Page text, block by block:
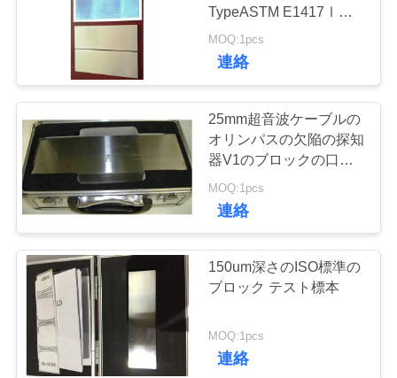
TypeASTM E1417Ⅰ
AMS 2647D ISO 3452
JIS Z 2343-3にパネルを
はめる
MOQ:1pcs
連絡
25mm超音波ケーブルの
オリンパスの欠陥の探知
器V1のブロックの口径
測定
MOQ:1pcs
連絡
150um深さのISO標準の
ブロック テスト標本
MOQ:1pcs
連絡